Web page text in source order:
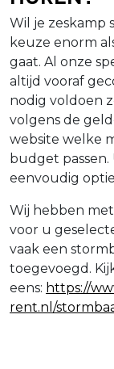
Wil je zeskamp
keuze enorm
gaat. Al onze
altijd vooraf
nodig voldoen
volgens de
website welke
budget
eenvoudig
Wij hebben
voor u
vaak een
toegevoegd.
eens: https://
rent.nl/